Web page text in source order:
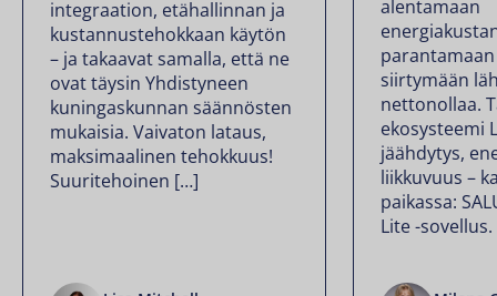
integraation, etähallinnan ja
kustannustehokkaan käytön
– ja takaavat samalla, että ne
ovat täysin Yhdistyneen
kuningaskunnan säännösten
mukaisia. Vaivaton lataus,
maksimaalinen tehokkuus!
Suuritehoinen […]
alentamaan
siirtymään
nettonollaa.
ekosysteemi
jäähdytys,
liikkuvuus –
paikassa:
Lite -